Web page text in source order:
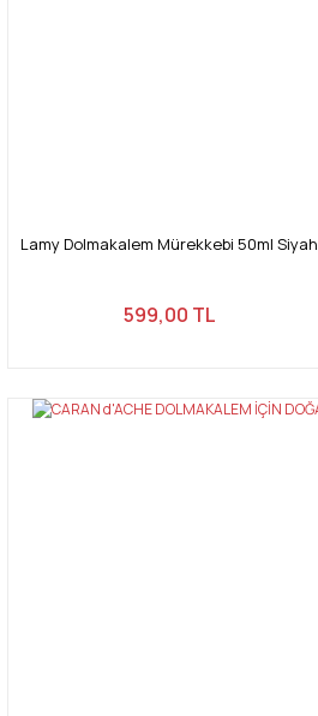
Lamy Dolmakalem Mürekkebi 50ml Siyah
599,00 TL